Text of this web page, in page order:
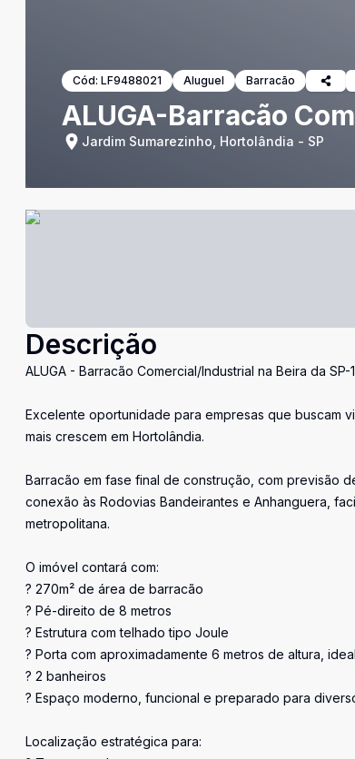
Cód: LF9488021 Aluguel Barracão
ALUGA-Barracão
Jardim Sumarezinho, Hortolândia - SP
Descrição
ALUGA - Barracão Comercial/Industrial na Beira da SP-
Excelente oportunidade para empresas que buscam
mais crescem em Hortolândia.
Barracão em fase final de construção, com previsão
conexão às Rodovias Bandeirantes e Anhanguera,
metropolitana.
O imóvel contará com:
? 270m² de área de barracão
? Pé-direito de 8 metros
? Estrutura com telhado tipo Joule
? Porta com aproximadamente 6 metros de altura,
? 2 banheiros
? Espaço moderno, funcional e preparado para
Localização estratégica para: